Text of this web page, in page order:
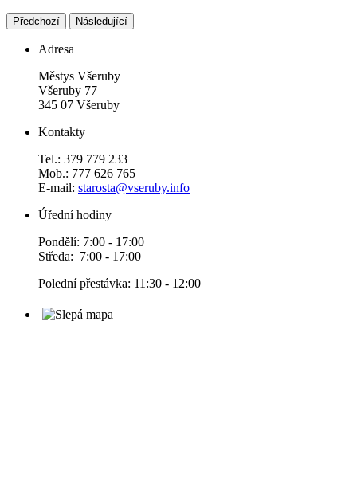
Předchozí Následující
Adresa
Městys Všeruby
Všeruby 77
345 07 Všeruby
Kontakty
Tel.: 379 779 233
Mob.: 777 626 765
E-mail: starosta@vseruby.info
Úřední hodiny
Pondělí: 7:00 - 17:00
Středa: 7:00 - 17:00
Polední přestávka: 11:30 - 12:00